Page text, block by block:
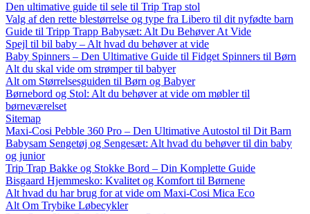
Den ultimative guide til sele til Trip Trap stol
Valg af den rette blestørrelse og type fra Libero til dit nyfødte barn
Guide til Tripp Trapp Babysæt: Alt Du Behøver At Vide
Spejl til bil baby – Alt hvad du behøver at vide
Baby Spinners – Den Ultimative Guide til Fidget Spinners til Børn
Alt du skal vide om strømper til babyer
Alt om Størrelsesguiden til Børn og Babyer
Børnebord og Stol: Alt du behøver at vide om møbler til
børneværelset
Sitemap
Maxi-Cosi Pebble 360 Pro – Den Ultimative Autostol til Dit Barn
Babysam Sengetøj og Sengesæt: Alt hvad du behøver til din baby
og junior
Trip Trap Bakke og Stokke Bord – Din Komplette Guide
Bisgaard Hjemmesko: Kvalitet og Komfort til Børnene
Alt hvad du har brug for at vide om Maxi-Cosi Mica Eco
Alt Om Trybike Løbecykler